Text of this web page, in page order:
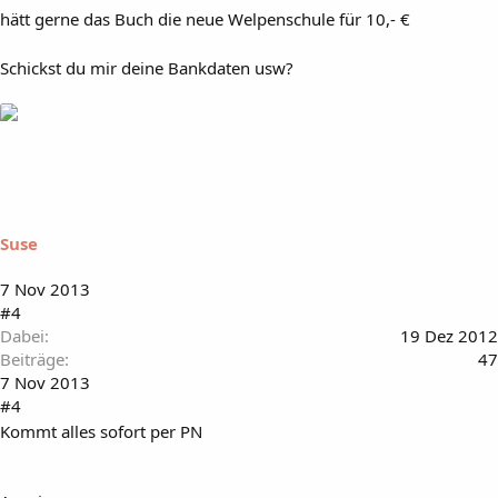
hätt gerne das Buch die neue Welpenschule für 10,- €
Schickst du mir deine Bankdaten usw?
Suse
7 Nov 2013
#4
Dabei
19 Dez 2012
Beiträge
47
7 Nov 2013
#4
Kommt alles sofort per PN